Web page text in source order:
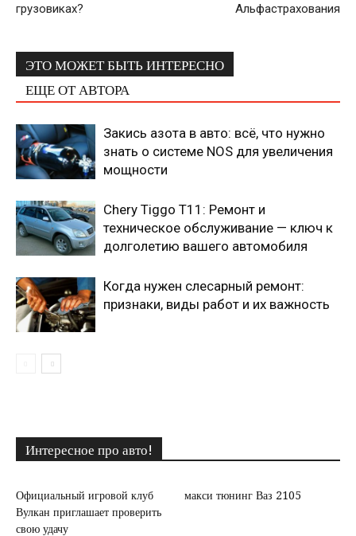
грузовиках?
Альфастрахования
ЭТО МОЖЕТ БЫТЬ ИНТЕРЕСНО
ЕЩЕ ОТ АВТОРА
Закись азота в авто: всё, что нужно
знать о системе NOS для увеличения
мощности
Chery Tiggo T11: Ремонт и
техническое обслуживание — ключ к
долголетию вашего автомобиля
Когда нужен слесарный ремонт:
признаки, виды работ и их важность
Интересное про авто!
Официальный игровой клуб
Вулкан приглашает проверить
свою удачу
макси тюнинг Ваз 2105